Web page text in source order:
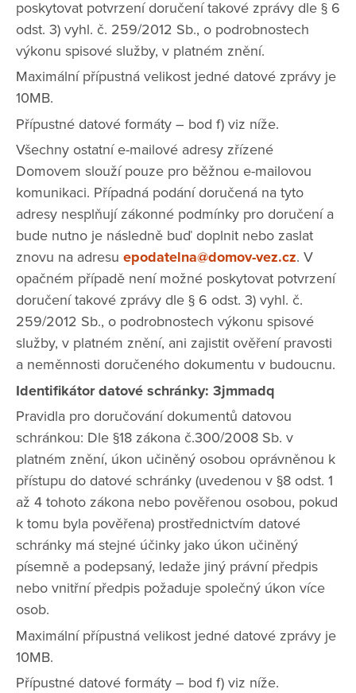
poskytovat potvrzení doručení takové zprávy dle § 6
odst. 3) vyhl. č. 259/2012 Sb., o podrobnostech
výkonu spisové služby, v platném znění.
Maximální přípustná velikost jedné datové zprávy je
10MB.
Přípustné datové formáty – bod f) viz níže.
Všechny ostatní e-mailové adresy zřízené
Domovem slouží pouze pro běžnou e-mailovou
komunikaci. Případná podání doručená na tyto
adresy nesplňují zákonné podmínky pro doručení a
bude nutno je následně buď doplnit nebo zaslat
znovu na adresu epodatelna@domov-vez.cz. V
opačném případě není možné poskytovat potvrzení
doručení takové zprávy dle § 6 odst. 3) vyhl. č.
259/2012 Sb., o podrobnostech výkonu spisové
služby, v platném znění, ani zajistit ověření pravosti
a neměnnosti doručeného dokumentu v budoucnu.
Identifikátor datové schránky: 3jmmadq
Pravidla pro doručování dokumentů datovou
schránkou: Dle §18 zákona č.300/2008 Sb. v
platném znění, úkon učiněný osobou oprávněnou k
přístupu do datové schránky (uvedenou v §8 odst. 1
až 4 tohoto zákona nebo pověřenou osobou, pokud
k tomu byla pověřena) prostřednictvím datové
schránky má stejné účinky jako úkon učiněný
písemně a podepsaný, ledaže jiný právní předpis
nebo vnitřní předpis požaduje společný úkon více
osob.
Maximální přípustná velikost jedné datové zprávy je
10MB.
Přípustné datové formáty – bod f) viz níže.